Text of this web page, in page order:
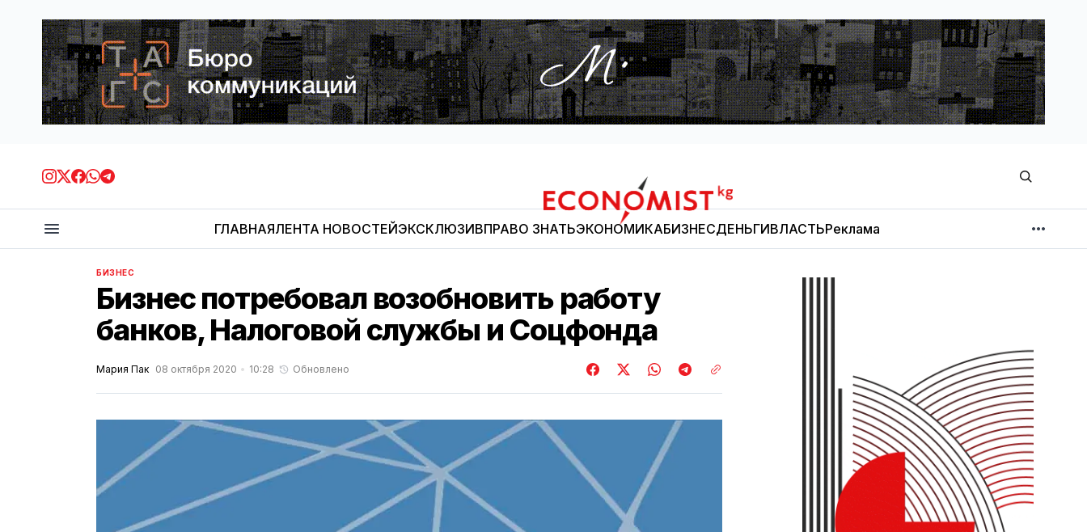
Economist.kg
ГЛАВНАЯЛЕНТА НОВОСТЕЙЭКСКЛЮЗИВПРАВО ЗНАТЬЭКОНОМИКАБИЗНЕСДЕНЬГИВЛАСТЬРеклама
МНЕНИЕ
БИЗНЕС
Бизнес потребовал возобновить работу
банков, Налоговой службы и Соцфонда
Мария Пак 08 октября 2020 10:28 Обновлено